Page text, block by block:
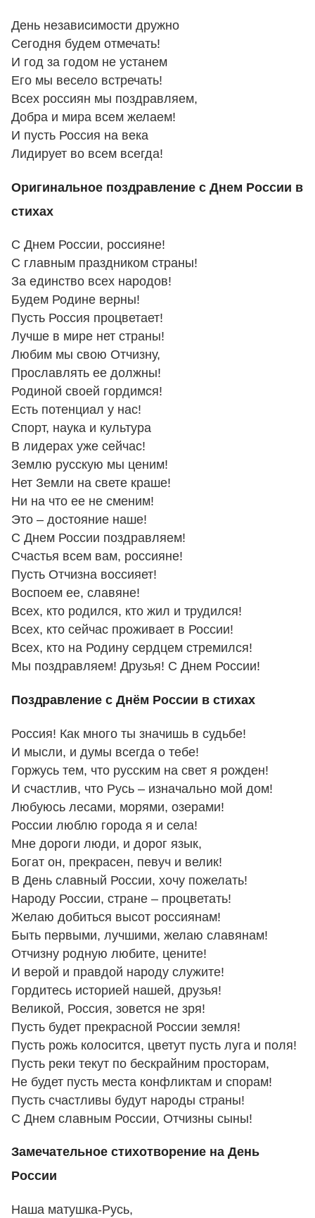
День независимости дружно
Сегодня будем отмечать!
И год за годом не устанем
Его мы весело встречать!
Всех россиян мы поздравляем,
Добра и мира всем желаем!
И пусть Россия на века
Лидирует во всем всегда!
Оригинальное поздравление с Днем России в
стихах
С Днем России, россияне!
С главным праздником страны!
За единство всех народов!
Будем Родине верны!
Пусть Россия процветает!
Лучше в мире нет страны!
Любим мы свою Отчизну,
Прославлять ее должны!
Родиной своей гордимся!
Есть потенциал у нас!
Спорт, наука и культура
В лидерах уже сейчас!
Землю русскую мы ценим!
Нет Земли на свете краше!
Ни на что ее не сменим!
Это – достояние наше!
С Днем России поздравляем!
Счастья всем вам, россияне!
Пусть Отчизна воссияет!
Воспоем ее, славяне!
Всех, кто родился, кто жил и трудился!
Всех, кто сейчас проживает в России!
Всех, кто на Родину сердцем стремился!
Мы поздравляем! Друзья! С Днем России!
Поздравление с Днём России в стихах
Россия! Как много ты значишь в судьбе!
И мысли, и думы всегда о тебе!
Горжусь тем, что русским на свет я рожден!
И счастлив, что Русь – изначально мой дом!
Любуюсь лесами, морями, озерами!
России люблю города я и села!
Мне дороги люди, и дорог язык,
Богат он, прекрасен, певуч и велик!
В День славный России, хочу пожелать!
Народу России, стране – процветать!
Желаю добиться высот россиянам!
Быть первыми, лучшими, желаю славянам!
Отчизну родную любите, цените!
И верой и правдой народу служите!
Гордитесь историей нашей, друзья!
Великой, Россия, зовется не зря!
Пусть будет прекрасной России земля!
Пусть рожь колосится, цветут пусть луга и поля!
Пусть реки текут по бескрайним просторам,
Не будет пусть места конфликтам и спорам!
Пусть счастливы будут народы страны!
С Днем славным России, Отчизны сыны!
Замечательное стихотворение на День
России
Наша матушка-Русь,